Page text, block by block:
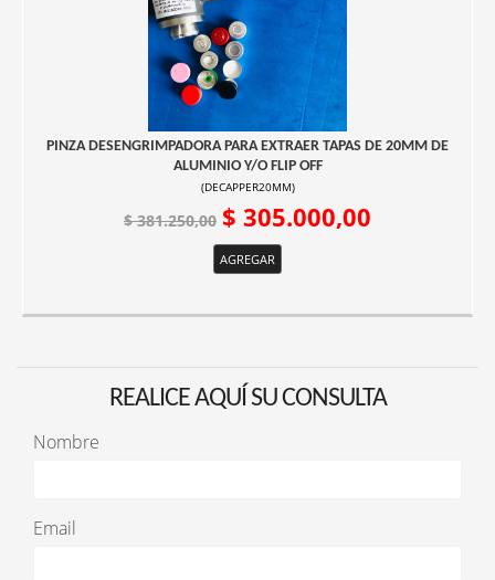
PINZA DESENGRIMPADORA PARA EXTRAER TAPAS DE 20MM DE
ALUMINIO Y/O FLIP OFF
(DECAPPER20MM)
$ 381.250,00 $ 305.000,00
AGREGAR
REALICE AQUÍ SU CONSULTA
Nombre
Email